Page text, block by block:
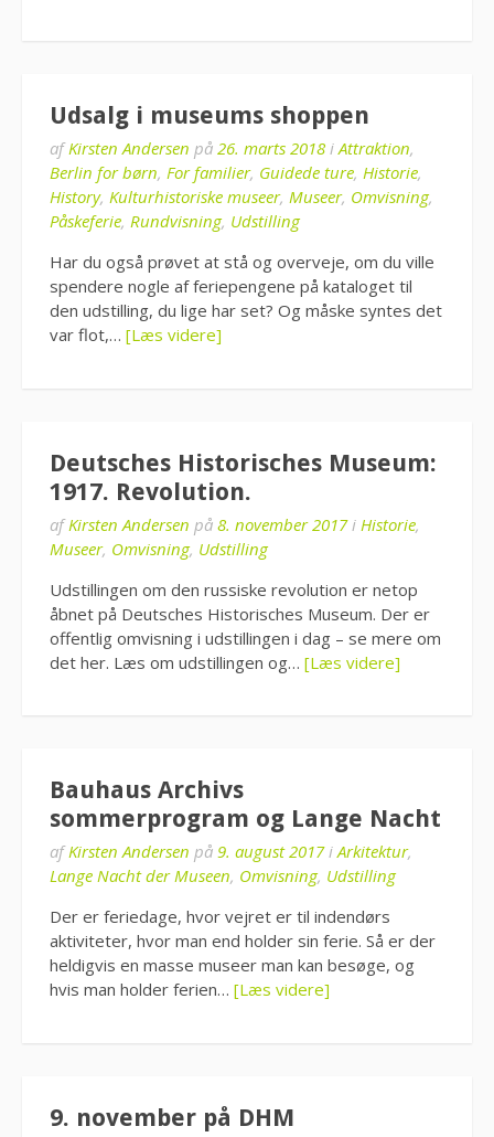
Udsalg i museums shoppen
afKirsten Andersen på 26. marts 2018 iAttraktion,
Berlin for børn, For familier, Guidede ture, Historie,
History, Kulturhistoriske museer, Museer, Omvisning,
Påskeferie, Rundvisning, Udstilling
Har du også prøvet at stå og overveje, om du ville
spendere nogle af feriepengene på kataloget til
den udstilling, du lige har set? Og måske syntes det
var flot,… [Læs videre]
Deutsches Historisches Museum:
1917. Revolution.
afKirsten Andersen på 8. november 2017i Historie,
Museer, Omvisning, Udstilling
Udstillingen om den russiske revolution er netop
åbnet på Deutsches Historisches Museum. Der er
offentlig omvisning i udstillingen i dag – se mere om
det her. Læs om udstillingen og… [Læs videre]
Bauhaus Archivs
sommerprogram og Lange Nacht
afKirsten Andersen på 9. august 2017iArkitektur,
Lange Nacht der Museen, Omvisning, Udstilling
Der er feriedage, hvor vejret er til indendørs
aktiviteter, hvor man end holder sin ferie. Så er der
heldigvis en masse museer man kan besøge, og
hvis man holder ferien… [Læs videre]
9. november på DHM